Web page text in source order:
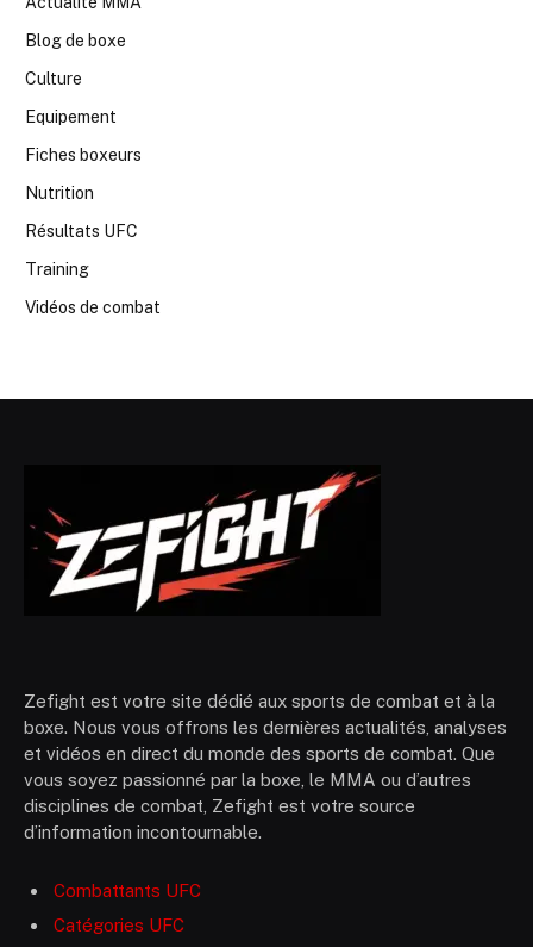
Blog de boxe
Culture
Equipement
Fiches boxeurs
Nutrition
Résultats UFC
Training
Vidéos de combat
Zefight est votre site dédié aux sports de combat et à la
boxe. Nous vous offrons les dernières actualités, analyses
et vidéos en direct du monde des sports de combat. Que
vous soyez passionné par la boxe, le MMA ou d’autres
disciplines de combat, Zefight est votre source
d’information incontournable.
Combattants UFC
Catégories UFC